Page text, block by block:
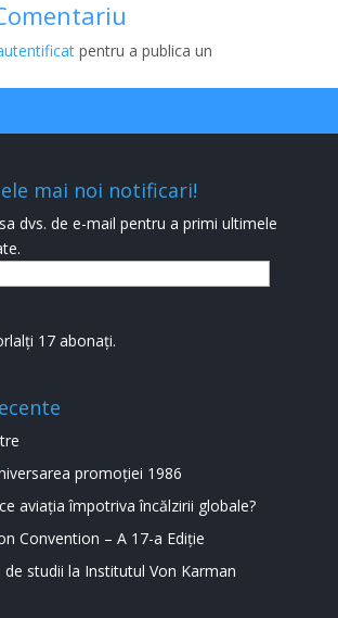
pentru a publica un
mai noi notificari!
dvs. de e-mail pentru a primi ultimele
17 abonați.
promoției 1986
aviația împotriva încălzirii globale?
Convention – A 17-a Ediție
studii la Institutul Von Karman